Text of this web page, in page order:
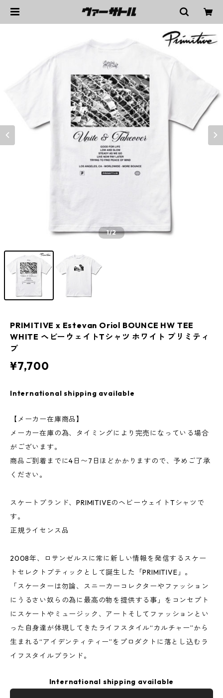
1/2
PRIMITIVE x Estevan Oriol BOUNCE HW TEE
WHITE ヘビーウェイトTシャツ ホワイト プリミティ
ブ
¥7,700
International shipping available
【メーカー在庫商品】
メーカー在庫の為、タイミングにより完売になっている場合
がございます。
商品ご到着までに4日〜7日ほどかかりますので、予めご了承
ください。
スケートブランド、PRIMITIVEのヘビーウェイトTシャツで
す。
正規ライセンス品
2008年、ロサンゼルスに常に新しい情報を発信するスケー
トセレクトブティックとして誕生した「PRIMITIVE」。
「スケーターは勿論、スニーカーコレクターやファッション
にうるさい奴らの為に最高の物を提供する事」をコンセプト
にスケートやミュージック、アートそしてファッションとい
った自身達が体現してきたライフスタイル“カルチャー”から
生まれる“アイデンティティー”をプロダクトに落とし込むラ
イフスタイルブランド。
International shipping available